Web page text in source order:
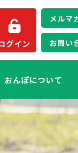
グイン
おんぽについて
メルマ
お問い